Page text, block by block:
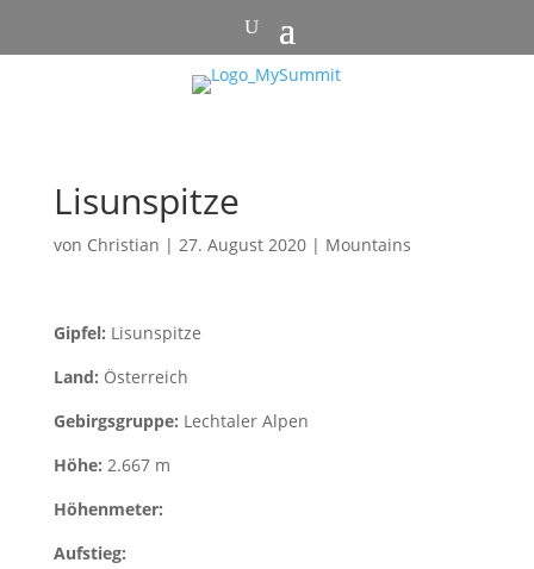
Lisunspitze
von Christian | 27. August 2020| Mountains
Gipfel: Lisunspitze
Land: Österreich
Gebirgsgruppe: Lechtaler Alpen
Höhe: 2.667 m
Höhenmeter:
Aufstieg: